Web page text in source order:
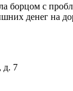
борцом с
денег на
д. 7